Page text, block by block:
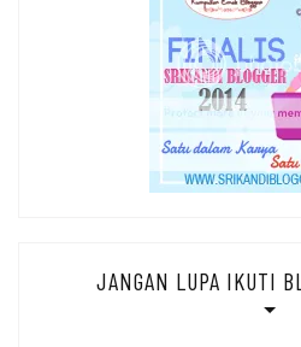
JANGAN LUPA IKUTI